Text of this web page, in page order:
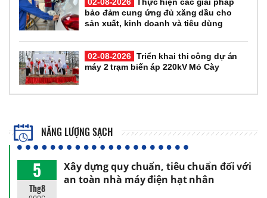
bảo đảm cung ứng đủ xăng dầu cho
sản xuất, kinh doanh và tiêu dùng
02-08-2026 Triển khai thi công dự án
máy 2 trạm biến áp 220kV Mỏ Cày
NĂNG LƯỢNG SẠCH
5
Thg8
Xây dựng quy chuẩn, tiêu chuẩn đối với
an toàn nhà máy điện hạt nhân